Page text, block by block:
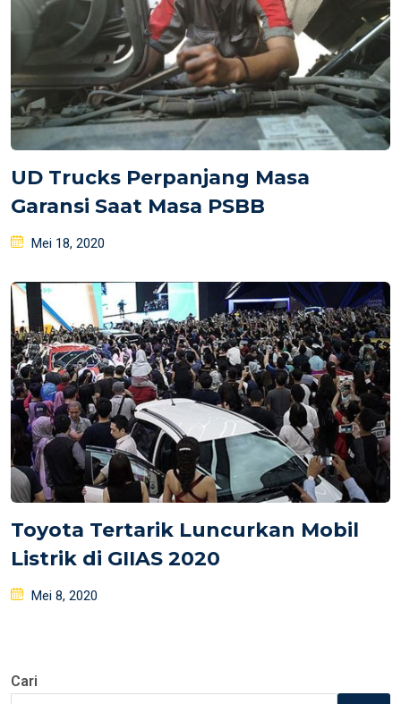
UD Trucks Perpanjang Masa
Garansi Saat Masa PSBB
Posted
Mei 18, 2020
Toyota Tertarik Luncurkan Mobil
Listrik di GIIAS 2020
Posted
Mei 8, 2020
Cari